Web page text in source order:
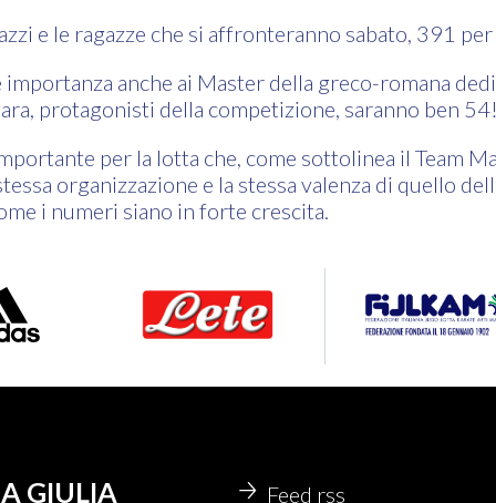
e le ragazze che si affronteranno sabato, 391 per
importanza anche ai Master della greco-romana
protagonisti della competizione, saranno ben 54!
per la lotta che, come sottolinea il Team
organizzazione e la stessa valenza di quello
i numeri siano in forte crescita.
GIULIA Feed rss